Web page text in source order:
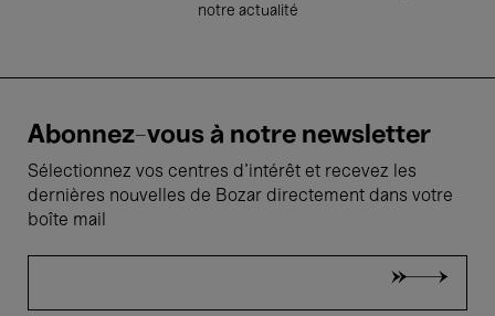
notre actualité
Abonnez-vous à notre newsletter
Sélectionnez vos centres d'intérêt et recevez les
dernières nouvelles de Bozar directement dans votre
boîte mail